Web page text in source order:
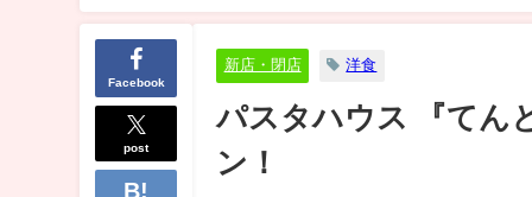
Facebook
post
新店・閉店 洋食
パスタハウス 『てん
ン！